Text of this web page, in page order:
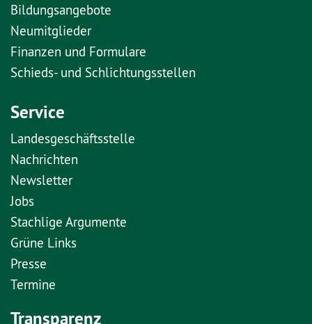
Bildungsangebote
Neumitglieder
Finanzen und Formulare
Schieds- und Schlichtungsstellen
Service
Landesgeschäftsstelle
Nachrichten
Newsletter
Jobs
Stachlige Argumente
Grüne Links
Presse
Termine
Transparenz